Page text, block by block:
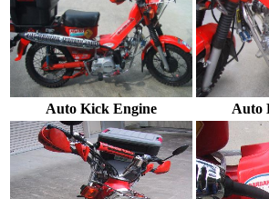
Auto Kick Engine Auto